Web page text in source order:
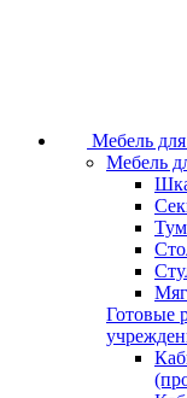
Мебель
Мебель
Готовые